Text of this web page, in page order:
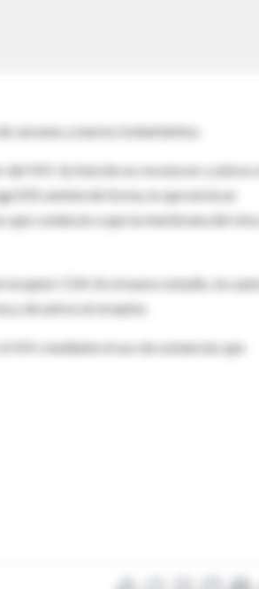
vacunas y nuevos tratamientos.
VIH. Su función es reconocer y unirse
cambia de forma, lo que envía un
que conducen a que la membrana del
CD4. En el nuevo estudio, los
y de unirse al receptor.
VIH, mediante el uso de sustancias que